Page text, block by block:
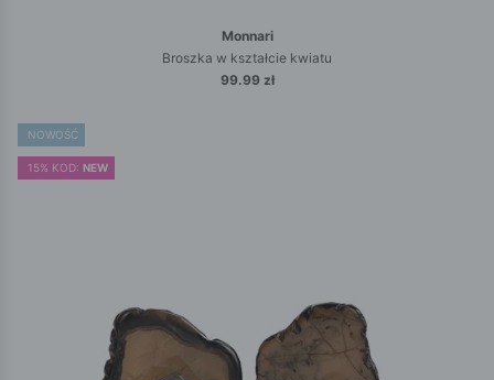
Monnari
Broszka w kształcie kwiatu
99.99 zł
NOWOŚĆ
15% KOD: NEW